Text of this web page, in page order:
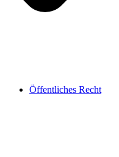
Öffentliches Recht